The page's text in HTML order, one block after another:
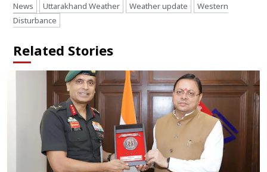
News
Uttarakhand Weather Weather update
Western
Disturbance
Related Stories